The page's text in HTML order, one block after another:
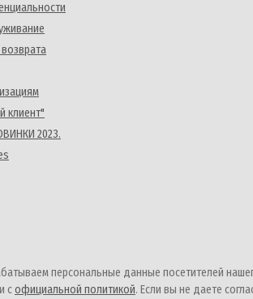
клиент"
2023.
персональные данные посетителей
софициальной политикой. Если вы не даете